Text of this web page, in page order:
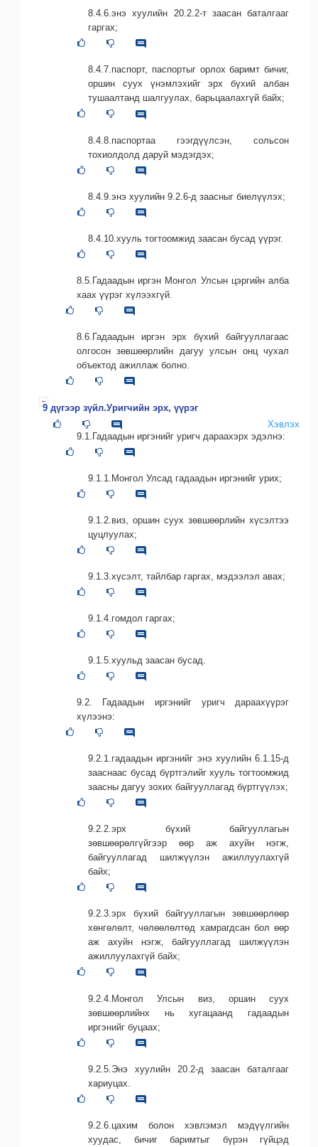
8.4.6.энэ хуулийн 20.2.2-т заасан баталгааг
гаргах;
8.4.7.паспорт, паспортыг орлох баримт бичиг,
оршин суух үнэмлэхийг эрх бүхий албан
тушаалтанд шалгуулах, барьцаалахгүй байх;
8.4.8.паспортаа гээгдүүлсэн, сольсон
тохиолдолд даруй мэдэгдэх;
8.4.9.энэ хуулийн 9.2.6-д заасныг биелүүлэх;
8.4.10.хууль тогтоомжид заасан бусад үүрэг.
8.5.Гадаадын иргэн Монгол Улсын цэргийн алба
хаах үүрэг хүлээхгүй.
8.6.Гадаадын иргэн эрх бүхий байгууллагаас
олгосон зөвшөөрлийн дагуу улсын онц чухал
объектод ажиллаж болно.
9 дүгээр зүйл.Уригчийн эрх, үүрэг
Хэвлэх
9.1.Гадаадын иргэнийг уригч дараахэрх эдэлнэ:
9.1.1.Монгол Улсад гадаадын иргэнийг урих;
9.1.2.виз, оршин суух зөвшөөрлийн хүсэлтээ
цуцлуулах;
9.1.3.хүсэлт, тайлбар гаргах, мэдээлэл авах;
9.1.4.гомдол гаргах;
9.1.5.хуульд заасан бусад.
9.2. Гадаадын иргэнийг уригч дараахүүрэг
хүлээнэ:
9.2.1.гадаадын иргэнийг энэ хуулийн 6.1.15-д
зааснаас бусад бүртгэлийг хууль тогтоомжид
заасны дагуу зохих байгууллагад бүртгүүлэх;
9.2.2.эрх бүхий байгууллагын
зөвшөөрөлгүйгээр өөр аж ахуйн нэгж,
байгууллагад шилжүүлэн ажиллуулахгүй
байх;
9.2.3.эрх бүхий байгууллагын зөвшөөрлөөр
хөнгөлөлт, чөлөөлөлтөд хамрагдсан бол өөр
аж ахуйн нэгж, байгууллагад шилжүүлэн
ажиллуулахгүй байх;
9.2.4.Монгол Улсын виз, оршин суух
зөвшөөрлийнх нь хугацаанд гадаадын
иргэнийг буцаах;
9.2.5.Энэ хуулийн 20.2-д заасан баталгааг
хариуцах.
9.2.6.цахим болон хэвлэмэл мэдүүлгийн
хуудас, бичиг баримтыг бүрэн гүйцэд